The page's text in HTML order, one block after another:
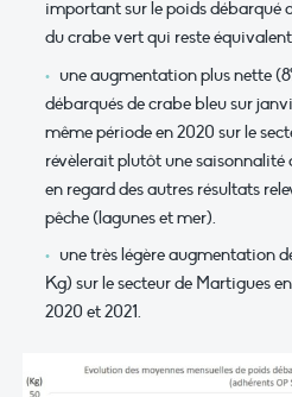
important sur le poids débarqué
du crabe vert qui reste équivalent
une augmentation plus nette
débarqués de crabe bleu sur
même période en 2020 sur le
révèlerait plutôt une saisonnalité
en regard des autres résultats
pêche (lagunes et mer).
une très légère augmentation
Kg) sur le secteur de Martigues
2020 et 2021.